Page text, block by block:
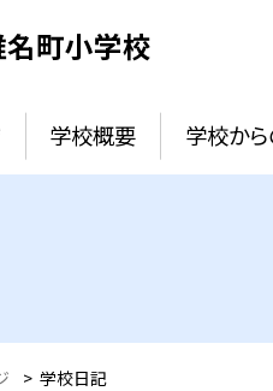
町小学校
学校概要 学校から
> 学校日記